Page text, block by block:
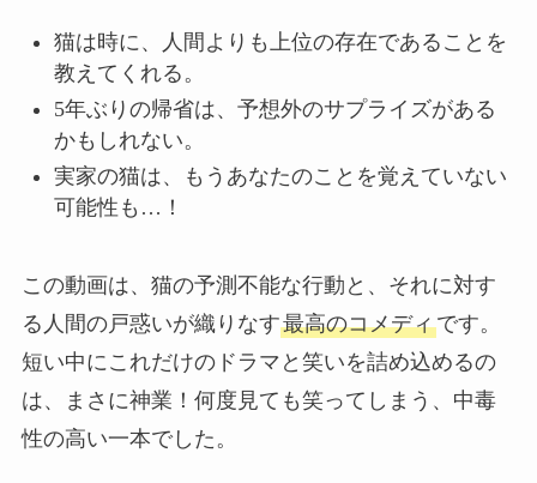
猫は時に、人間よりも上位の存在であることを
教えてくれる。
5年ぶりの帰省は、予想外のサプライズがある
かもしれない。
実家の猫は、もうあなたのことを覚えていない
可能性も…！
この動画は、猫の予測不能な行動と、それに対す
る人間の戸惑いが織りなす最高のコメディです。
短い中にこれだけのドラマと笑いを詰め込めるの
は、まさに神業！何度見ても笑ってしまう、中毒
性の高い一本でした。